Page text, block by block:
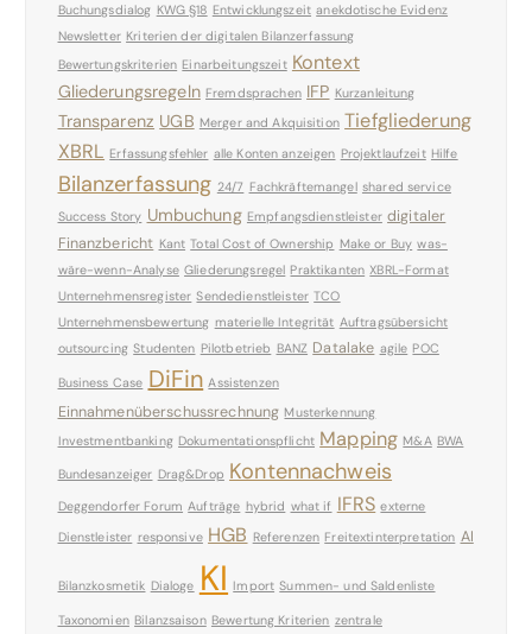
Buchungsdialog KWG §18 Entwicklungszeit anekdotische Evidenz
Newsletter Kriterien der digitalen Bilanzerfassung
Bewertungskriterien Einarbeitungszeit Kontext
Gliederungsregeln Fremdsprachen IFP Kurzanleitung
Transparenz UGB Merger and Akquisition Tiefgliederung
XBRL Erfassungsfehler alle Konten anzeigen Projektlaufzeit Hilfe
Bilanzerfassung 24/7 Fachkräftemangel shared service
Success Story Umbuchung Empfangsdienstleister digitaler
Finanzbericht Kant Total Cost of Ownership Make or Buy was-
wäre-wenn-Analyse Gliederungsregel Praktikanten XBRL-Format
Unternehmensregister Sendedienstleister TCO
Unternehmensbewertung materielle Integrität Auftragsübersicht
outsourcing Studenten Pilotbetrieb BANZ Datalake agile POC
Business Case DiFin Assistenzen
Einnahmenüberschussrechnung Musterkennung
Investmentbanking Dokumentationspflicht Mapping M&A BWA
Bundesanzeiger Drag&Drop Kontennachweis
Deggendorfer Forum Aufträge hybrid what if IFRS externe
Dienstleister responsive HGB Referenzen Freitextinterpretation AI
Bilanzkosmetik Dialoge KI Import Summen- und Saldenliste
Taxonomien Bilanzsaison Bewertung Kriterien zentrale